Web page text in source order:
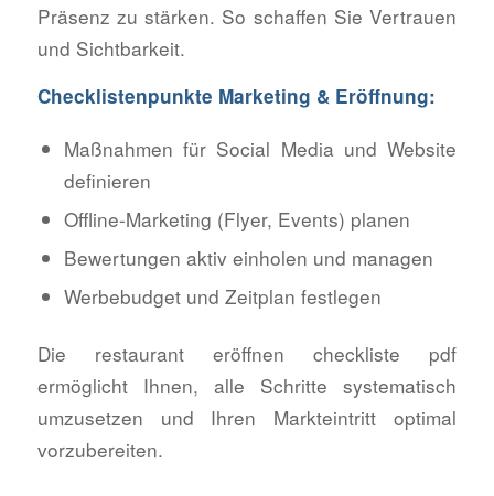
Präsenz zu stärken. So schaffen Sie Vertrauen
und Sichtbarkeit.
Checklistenpunkte Marketing & Eröffnung:
Maßnahmen für Social Media und Website
definieren
Offline-Marketing (Flyer, Events) planen
Bewertungen aktiv einholen und managen
Werbebudget und Zeitplan festlegen
Die restaurant eröffnen checkliste pdf
ermöglicht Ihnen, alle Schritte systematisch
umzusetzen und Ihren Markteintritt optimal
vorzubereiten.